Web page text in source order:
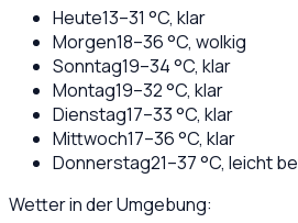
Heute13–31 °C, klar
Morgen18–36°C, wolkig
Sonntag19–34°C, klar
Montag19–32°C, klar
Dienstag17–33°C, klar
Mittwoch17–36°C, klar
Donnerstag21–37°C, leicht
Wetter in der Umgebung: